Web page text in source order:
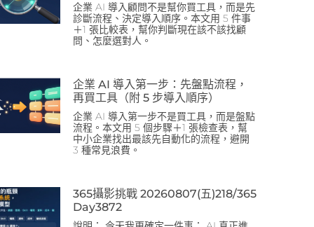
企業 AI 導入顧問不是幫你買工具，而是先
診斷流程、決定導入順序。本文用 5 件事
＋1 張比較表，幫你判斷現在該不該找顧
問、怎麼選對人。
企業 AI 導入第一步：先盤點流程，
再買工具（附 5 步導入順序）
企業 AI 導入第一步不是買工具，而是盤點
流程。本文用 5 個步驟＋1 張檢查表，幫
中小企業找出最該先自動化的流程，避開
3 種常見浪費。
365攝影挑戰 20260807(五)218/365
Day3872